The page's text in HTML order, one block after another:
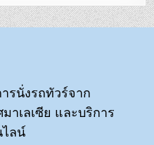
รนั่งรถทัวร์จาก
าเลเซีย และบริการ
ไลน์